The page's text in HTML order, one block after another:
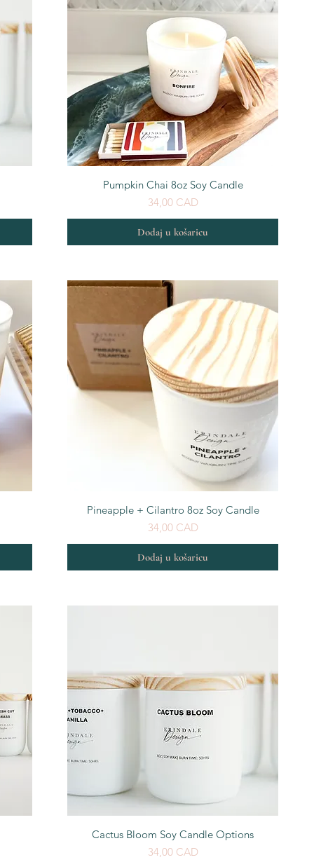
Brzi pregled
Pumpkin Chai 8oz Soy Candle
Cijena
34,00 CAD
Dodaj u košaricu
Brzi pregled
Pineapple + Cilantro 8oz Soy Candle
Cijena
34,00 CAD
Dodaj u košaricu
Brzi pregled
Cactus Bloom Soy Candle Options
Cijena
34,00 CAD